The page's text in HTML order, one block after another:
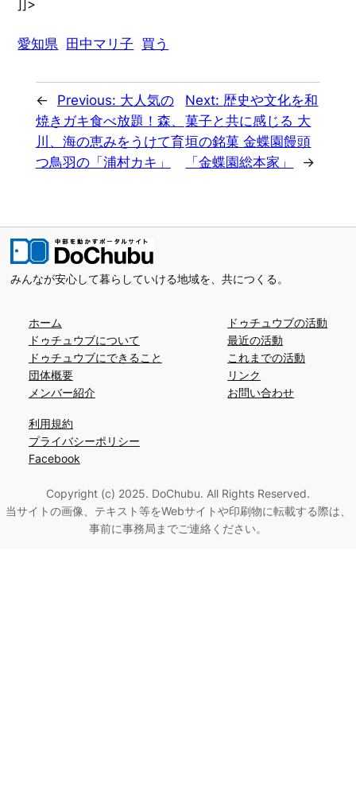
]]>
愛知県 田中マリ子 買う
← Previous: 大人気の
焼きガキ食べ放題！森、
川、海の恵みをうけて育
つ鳥羽の「浦村カキ」
Next: 歴史や文化を和
菓子と共に感じる 大
垣の銘菓 金蝶園饅頭
「金蝶園総本家」
→
みんなが安心して暮らしていける地域を、共につくる。
ホーム
ドゥチュウブについて
ドゥチュウブにできること
団体概要
メンバー紹介
ドゥチュウブの活動
最近の活動
これまでの活動
リンク
お問い合わせ
利用規約
プライバシーポリシー
Facebook
Copyright (c) 2025. DoChubu. All Rights Reserved.
当サイトの画像、テキスト等をWebサイトや印刷物に転載する際は、
事前に事務局までご連絡ください。